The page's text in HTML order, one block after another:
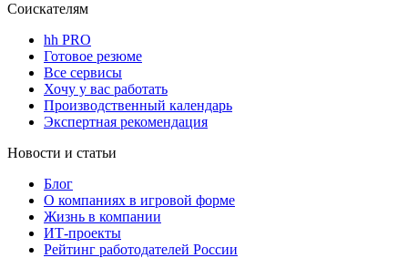
Соискателям
hh PRO
Готовое резюме
Все сервисы
Хочу у вас работать
Производственный календарь
Экспертная рекомендация
Новости и статьи
Блог
О компаниях в игровой форме
Жизнь в компании
ИТ-проекты
Рейтинг работодателей России